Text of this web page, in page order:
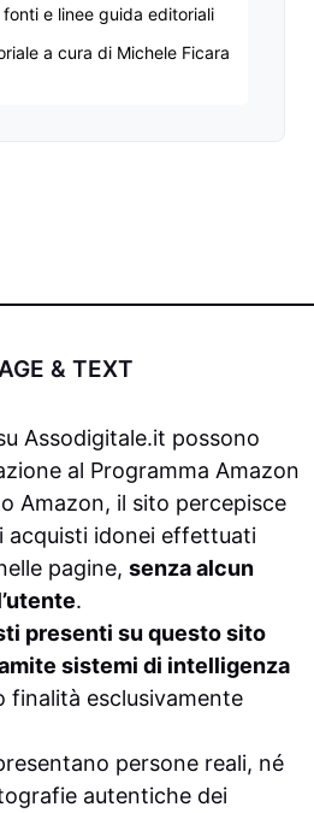
e linee guida editoriali
a cura di Michele Ficara
& TEXT
Assodigitale.it possono
al Programma Amazon
Amazon, il sito percepisce
acquisti idonei effettuati
pagine, senza alcun
.
presenti su questo sito
sistemi di intelligenza
finalità esclusivamente
persone reali, né
autentiche dei